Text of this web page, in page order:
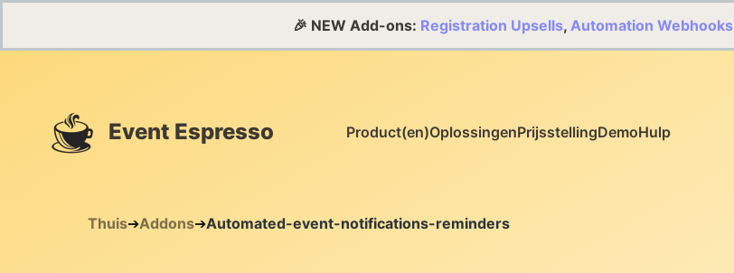
🎉 NEW Add-ons: Registration Upsells, Automation Webhooks
Event Espresso Product(en)OplossingenPrijsstellingDemoHulp
Thuis➔Addons➔Automated-event-notifications-reminders